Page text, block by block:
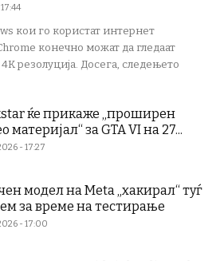
кои го користат интернет
конечно можат да гледаат
резолуција. Досега, следењето
ќе прикаже „проширен
материјал“ за GTA VI на 27...
- 17:27
модел на Meta „хакирал“ туѓ
за време на тестирање
- 17:00